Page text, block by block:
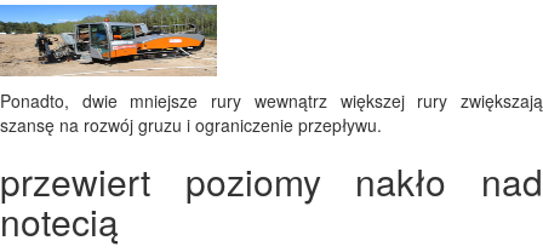
Ponadto, dwie mniejsze rury wewnątrz większej rury zwiększają
szansę na rozwój gruzu i ograniczenie przepływu.
przewiert poziomy nakło nad
notecią